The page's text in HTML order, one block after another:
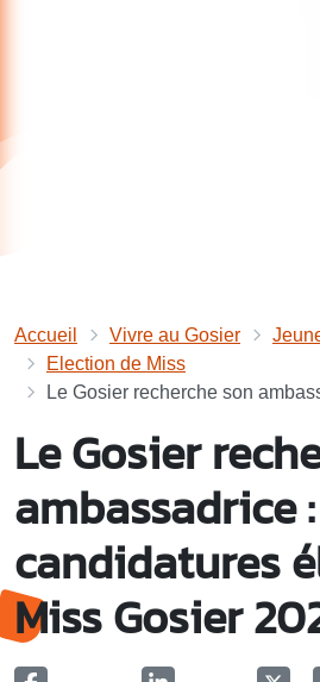
Accueil Vivre au Gosier
Election de Miss
Le Gosier recherche son
Le Gosier
ambassadrice
candidatures
Miss Gosier